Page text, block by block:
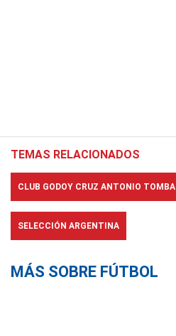
TEMAS RELACIONADOS
CLUB GODOY CRUZ ANTONIO TOMBA
SELECCIÓN ARGENTINA
MÁS SOBRE FÚTBOL